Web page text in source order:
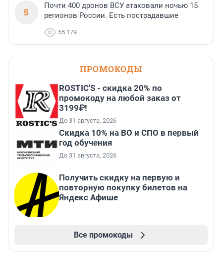
5
Почти 400 дронов ВСУ атаковали ночью 15
регионов России. Есть пострадавшие
55 179
ПРОМОКОДЫ
ROSTIC'S - скидка 20% по
промокоду на любой заказ от
3199₽!
До 31 августа, 2026
Скидка 10% на ВО и СПО в первый
год обучения
До 31 августа, 2026
Получить скидку на первую и
повторную покупку билетов на
Яндекс Афише
Все промокоды